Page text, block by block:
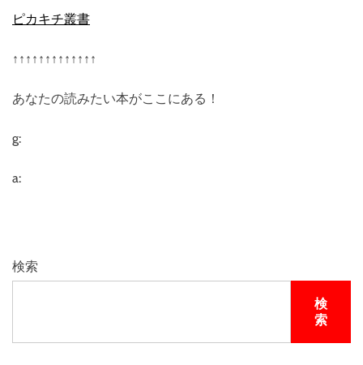
ピカキチ叢書
↑↑↑↑↑↑↑↑↑↑↑↑↑
あなたの読みたい本がここにある！
g:
a:
検索
検
索